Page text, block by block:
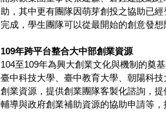
助，其中更有團隊因萌芽創投之協助已
完成，學生團隊可以從最開始的創意發
109年跨平台整合大中部創業資源
104至109年為興大創業文化與機制的奠
臺中科技大學、臺中教育大學、朝陽科
創業資源，提供創業團隊客製化諮詢，
輔導與政府創業補助資源的協助申請等